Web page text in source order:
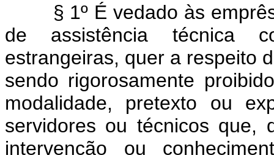
§ 1º É vedado às
de assistência técnica
estrangeiras, quer a respeito
sendo rigorosamente
modalidade, pretexto ou
servidores ou técnicos que,
intervenção ou